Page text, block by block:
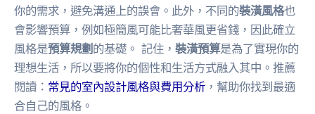
你的需求，避免溝通上的誤會。此外，不同的裝潢風格也
會影響預算，例如極簡風可能比奢華風更省錢，因此確立
風格是預算規劃 的基礎。 記住， 裝潢預算是為了實現你的
理想生活，所以要將你的個性和生活方式融入其中。推薦
閱讀： 常見的室內設計風格與費用分析 ，幫助你找到最適
合自己的風格。